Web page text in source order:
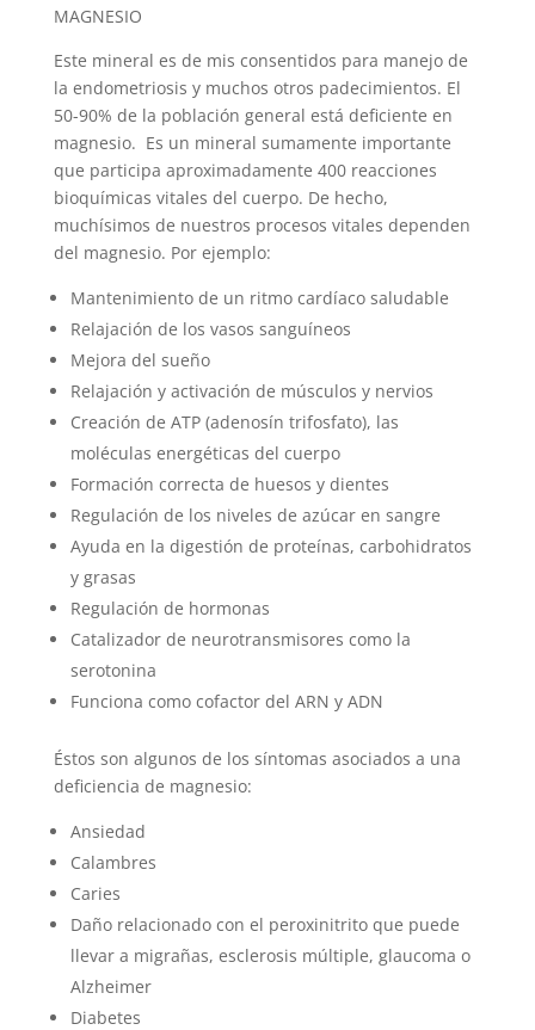
MAGNESIO
Este mineral es de mis consentidos para manejo de
la endometriosis y muchos otros padecimientos. El
50-90% de la población general está deficiente en
magnesio. Es un mineral sumamente importante
que participa aproximadamente 400 reacciones
bioquímicas vitales del cuerpo. De hecho,
muchísimos de nuestros procesos vitales dependen
del magnesio. Por ejemplo:
Mantenimiento de un ritmo cardíaco saludable
Relajación de los vasos sanguíneos
Mejora del sueño
Relajación y activación de músculos y nervios
Creación de ATP (adenosín trifosfato), las
moléculas energéticas del cuerpo
Formación correcta de huesos y dientes
Regulación de los niveles de azúcar en sangre
Ayuda en la digestión de proteínas, carbohidratos
y grasas
Regulación de hormonas
Catalizador de neurotransmisores como la
serotonina
Funciona como cofactor del ARN y ADN
Éstos son algunos de los síntomas asociados a una
deficiencia de magnesio:
Ansiedad
Calambres
Caries
Daño relacionado con el peroxinitrito que puede
llevar a migrañas, esclerosis múltiple, glaucoma o
Alzheimer
Diabetes